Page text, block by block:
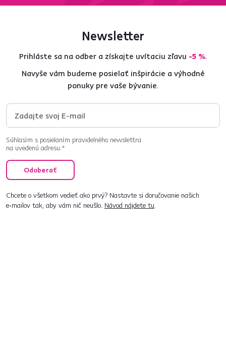
Newsletter
Prihláste sa na odber a získajte uvítaciu zľavu -5 %.
Navyše vám budeme posielať inšpirácie a výhodné
ponuky pre vaše bývanie.
Súhlasím s posielaním pravidelného newslettra
na uvedenú adresu.*
Odoberať
Chcete o všetkom vedieť ako prvý? Nastavte si doručovanie našich
e‑mailov tak, aby vám nič neušlo. Návod nájdete tu.